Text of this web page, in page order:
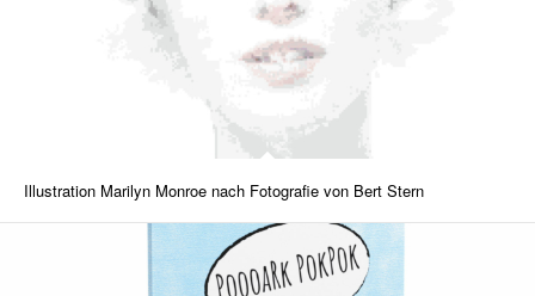
Illustration Marilyn Monroe nach Fotografie von Bert Stern